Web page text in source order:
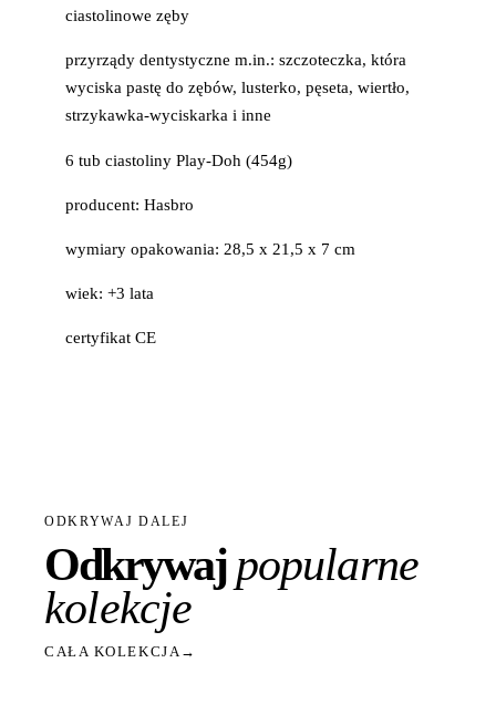
ciastolinowe zęby
przyrządy dentystyczne m.in.: szczoteczka, która
wyciska pastę do zębów, lusterko, pęseta, wiertło,
strzykawka-wyciskarka i inne
6 tub ciastoliny Play-Doh (454g)
producent: Hasbro
wymiary opakowania: 28,5 x 21,5 x 7 cm
wiek: +3 lata
certyfikat CE
ODKRYWAJ DALEJ
Odkrywajpopularne
kolekcje
CAŁA KOLEKCJA→